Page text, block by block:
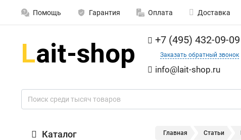
Помощь Гарантия Оплата Доставка
+7 (495) 432-09-09
Заказать обратный звонок
info@lait-shop.ru
Каталог Главная Статьи